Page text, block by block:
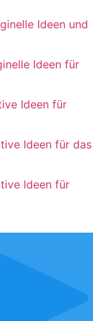
Ideen und
Ideen für
Ideen für
Ideen für das
Ideen für